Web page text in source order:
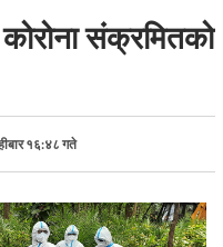
संक्रमितको
१६:४८ गते